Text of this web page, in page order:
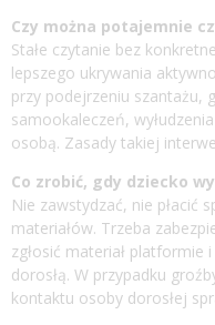
Czy można potajemnie
Stałe czytanie bez
lepszego ukrywania
przy podejrzeniu szantażu,
samookaleczeń,
osobą. Zasady takiej
Co zrobić, gdy dziecko
Nie zawstydzać, nie płacić
materiałów. Trzeba
zgłosić materiał
dorosłą. W przypadku
kontaktu osoby dorosłej